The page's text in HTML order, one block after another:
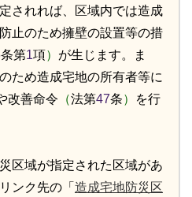
されれば、区域内では造成
止のため擁壁の設置等の措
条第1項） が生じます。ま
ため造成宅地の所有者等に
改善命令 （法第47条）
を行
区域が指定された区域があ
ンク先の「 造成宅地防災区